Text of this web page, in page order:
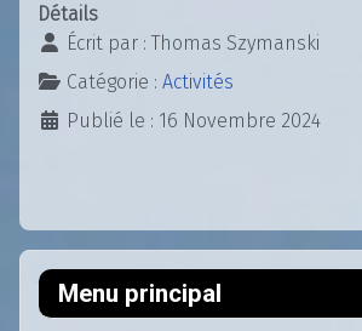
Détails
Écrit par :Thomas Szymanski
Catégorie : Activités
Publié le : 16 Novembre 2024
Menu principal